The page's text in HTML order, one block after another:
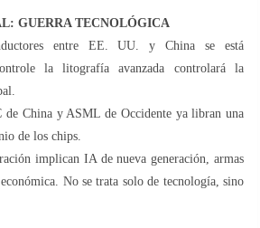
GUERRA TECNOLÓGICA
entre EE. UU. y China se está
la litografía avanzada controlará la
China y ASML de Occidente ya libran una
de los chips.
implican IA de nueva generación, armas
No se trata solo de tecnología, sino